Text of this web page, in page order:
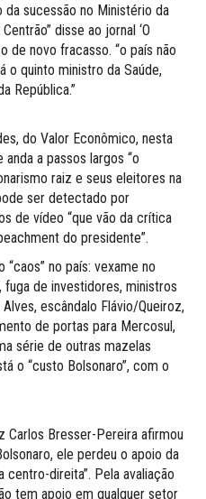
sucessão no Ministério da
disse ao jornal ‘O
de novo fracasso. “o país não
o quinto ministro da Saúde,
República.”
do Valor Econômico, nesta
a passos largos “o
raiz e seus eleitores na
ser detectado por
de vídeo “que vão da crítica
do presidente”.
no país: vexame no
de investidores, ministros
escândalo Flávio/Queiroz,
de portas para Mercosul,
série de outras mazelas
o “custo Bolsonaro”, com o
Carlos Bresser-Pereira afirmou
ele perdeu o apoio da
direita”. Pela avaliação
tem apoio em qualquer setor